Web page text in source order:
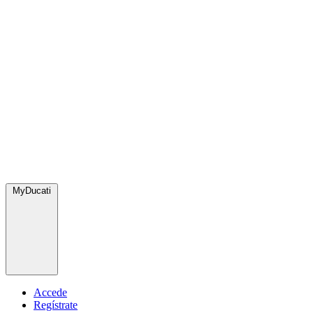
MyDucati
Accede
Regístrate